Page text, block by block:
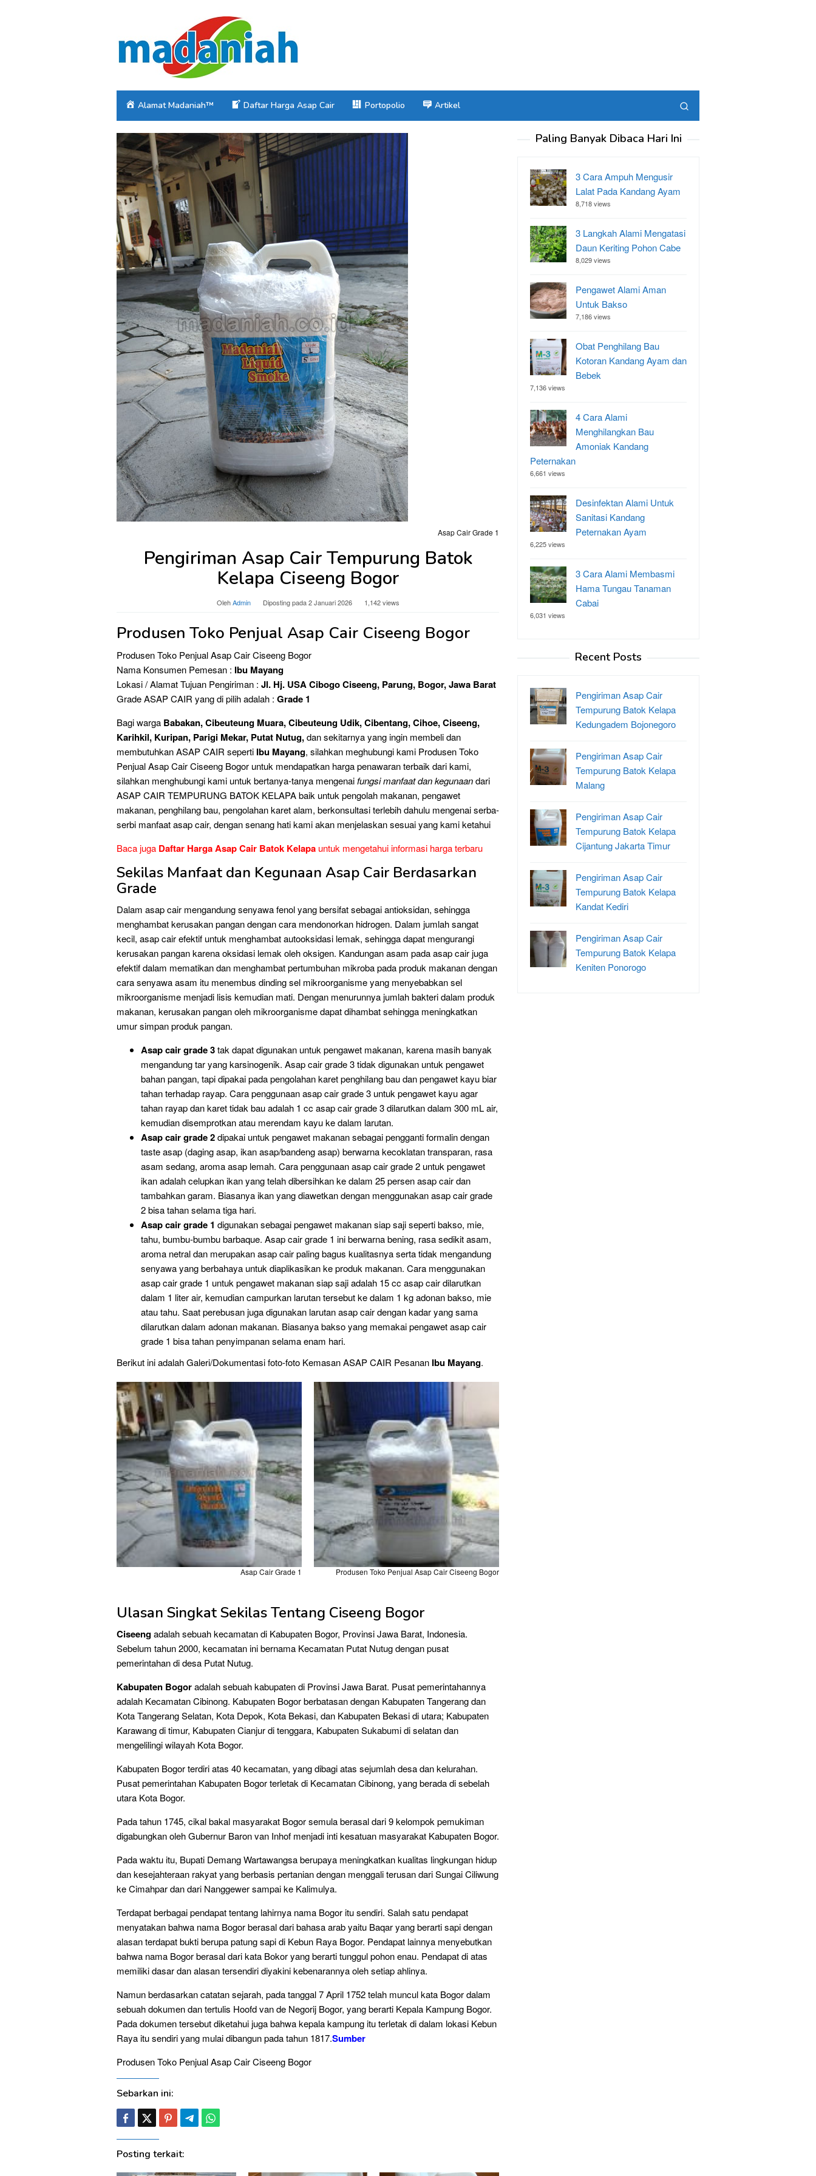
Alamat Madaniah™ Daftar Harga Asap Cair Portopolio Artikel
Asap Cair Grade 1
Pengiriman Asap Cair Tempurung Batok
Kelapa Ciseeng Bogor
OlehAdmin Diposting pada2 Januari 2026 1,142 views
Produsen Toko Penjual Asap Cair Ciseeng Bogor
Produsen Toko Penjual Asap Cair Ciseeng Bogor
Nama Konsumen Pemesan : Ibu Mayang
Lokasi / Alamat Tujuan Pengiriman : Jl. Hj. USA Cibogo Ciseeng, Parung, Bogor, Jawa Barat
Grade ASAP CAIR yang di pilih adalah : Grade 1
Bagi warga Babakan, Cibeuteung Muara, Cibeuteung Udik, Cibentang, Cihoe, Ciseeng,
Karihkil, Kuripan, Parigi Mekar, Putat Nutug,dan sekitarnya yang ingin membeli dan
membutuhkan ASAP CAIR seperti Ibu Mayang, silahkan meghubungi kami Produsen Toko
Penjual Asap Cair Ciseeng Bogor untuk mendapatkan harga penawaran terbaik dari kami,
silahkan menghubungi kami untuk bertanya-tanya mengenaifungsi manfaat dan kegunaandari
ASAP CAIR TEMPURUNG BATOK KELAPA baik untuk pengolah makanan, pengawet
makanan, penghilang bau, pengolahan karet alam, berkonsultasi terlebih dahulu mengenai serba-
serbi manfaat asap cair, dengan senang hati kami akan menjelaskan sesuai yang kami ketahui
Baca juga Daftar Harga Asap Cair Batok Kelapa untuk mengetahui informasi harga terbaru
Sekilas Manfaat dan Kegunaan Asap Cair Berdasarkan
Grade
Dalam asap cair mengandung senyawa fenol yang bersifat sebagai antioksidan, sehingga
menghambat kerusakan pangan dengan cara mendonorkan hidrogen. Dalam jumlah sangat
kecil, asap cair efektif untuk menghambat autooksidasi lemak, sehingga dapat mengurangi
kerusakan pangan karena oksidasi lemak oleh oksigen. Kandungan asam pada asap cair juga
efektif dalam mematikan dan menghambat pertumbuhan mikroba pada produk makanan dengan
cara senyawa asam itu menembus dinding sel mikroorganisme yang menyebabkan sel
mikroorganisme menjadi lisis kemudian mati. Dengan menurunnya jumlah bakteri dalam produk
makanan, kerusakan pangan oleh mikroorganisme dapat dihambat sehingga meningkatkan
umur simpan produk pangan.
Asap cair grade 3tak dapat digunakan untuk pengawet makanan, karena masih banyak
mengandung tar yang karsinogenik. Asap cair grade 3 tidak digunakan untuk pengawet
bahan pangan, tapi dipakai pada pengolahan karet penghilang bau dan pengawet kayu biar
tahan terhadap rayap. Cara penggunaan asap cair grade 3 untuk pengawet kayu agar
tahan rayap dan karet tidak bau adalah 1 cc asap cair grade 3 dilarutkan dalam 300 mL air,
kemudian disemprotkan atau merendam kayu ke dalam larutan.
Asap cair grade 2dipakai untuk pengawet makanan sebagai pengganti formalin dengan
taste asap (daging asap, ikan asap/bandeng asap) berwarna kecoklatan transparan, rasa
asam sedang, aroma asap lemah. Cara penggunaan asap cair grade 2 untuk pengawet
ikan adalah celupkan ikan yang telah dibersihkan ke dalam 25 persen asap cair dan
tambahkan garam. Biasanya ikan yang diawetkan dengan menggunakan asap cair grade
2 bisa tahan selama tiga hari.
Asap cair grade 1 digunakan sebagai pengawet makanan siap saji seperti bakso, mie,
tahu, bumbu-bumbu barbaque. Asap cair grade 1 ini berwarna bening, rasa sedikit asam,
aroma netral dan merupakan asap cair paling bagus kualitasnya serta tidak mengandung
senyawa yang berbahaya untuk diaplikasikan ke produk makanan. Cara menggunakan
asap cair grade 1 untuk pengawet makanan siap saji adalah 15 cc asap cair dilarutkan
dalam 1 liter air, kemudian campurkan larutan tersebut ke dalam 1 kg adonan bakso, mie
atau tahu. Saat perebusan juga digunakan larutan asap cair dengan kadar yang sama
dilarutkan dalam adonan makanan. Biasanya bakso yang memakai pengawet asap cair
grade 1 bisa tahan penyimpanan selama enam hari.
Berikut ini adalah Galeri/Dokumentasi foto-foto Kemasan ASAP CAIR Pesanan Ibu Mayang.
Asap Cair Grade 1 Produsen Toko Penjual Asap Cair Ciseeng Bogor
Ulasan Singkat Sekilas Tentang Ciseeng Bogor
Ciseengadalah sebuah kecamatan di Kabupaten Bogor, Provinsi Jawa Barat, Indonesia.
Sebelum tahun 2000, kecamatan ini bernama Kecamatan Putat Nutug dengan pusat
pemerintahan di desa Putat Nutug.
Kabupaten Bogoradalah sebuah kabupaten di Provinsi Jawa Barat. Pusat pemerintahannya
adalah Kecamatan Cibinong. Kabupaten Bogor berbatasan dengan Kabupaten Tangerang dan
Kota Tangerang Selatan, Kota Depok, Kota Bekasi, dan Kabupaten Bekasi di utara; Kabupaten
Karawang di timur, Kabupaten Cianjur di tenggara, Kabupaten Sukabumi di selatan dan
mengelilingi wilayah Kota Bogor.
Kabupaten Bogor terdiri atas 40 kecamatan, yang dibagi atas sejumlah desa dan kelurahan.
Pusat pemerintahan Kabupaten Bogor terletak di Kecamatan Cibinong, yang berada di sebelah
utara Kota Bogor.
Pada tahun 1745, cikal bakal masyarakat Bogor semula berasal dari 9 kelompok pemukiman
digabungkan oleh Gubernur Baron van Inhof menjadi inti kesatuan masyarakat Kabupaten Bogor.
Pada waktu itu, Bupati Demang Wartawangsa berupaya meningkatkan kualitas lingkungan hidup
dan kesejahteraan rakyat yang berbasis pertanian dengan menggali terusan dari Sungai Ciliwung
ke Cimahpar dan dari Nanggewer sampai ke Kalimulya.
Terdapat berbagai pendapat tentang lahirnya nama Bogor itu sendiri. Salah satu pendapat
menyatakan bahwa nama Bogor berasal dari bahasa arab yaitu Baqar yang berarti sapi dengan
alasan terdapat bukti berupa patung sapi di Kebun Raya Bogor. Pendapat lainnya menyebutkan
bahwa nama Bogor berasal dari kata Bokor yang berarti tunggul pohon enau. Pendapat di atas
memiliki dasar dan alasan tersendiri diyakini kebenarannya oleh setiap ahlinya.
Namun berdasarkan catatan sejarah, pada tanggal 7 April 1752 telah muncul kata Bogor dalam
sebuah dokumen dan tertulis Hoofd van de Negorij Bogor, yang berarti Kepala Kampung Bogor.
Pada dokumen tersebut diketahui juga bahwa kepala kampung itu terletak di dalam lokasi Kebun
Raya itu sendiri yang mulai dibangun pada tahun 1817.Sumber
Produsen Toko Penjual Asap Cair Ciseeng Bogor
Sebarkan ini:
Posting terkait:
Paling Banyak Dibaca Hari Ini
3 Cara Ampuh Mengusir
Lalat Pada Kandang Ayam
8,718 views
3 Langkah Alami Mengatasi
Daun Keriting Pohon Cabe
8,029 views
Pengawet Alami Aman
Untuk Bakso
7,186 views
Obat Penghilang Bau
Kotoran Kandang Ayam dan
Bebek
7,136 views
4 Cara Alami
Menghilangkan Bau
Amoniak Kandang
Peternakan
6,661 views
Desinfektan Alami Untuk
Sanitasi Kandang
Peternakan Ayam
6,225 views
3 Cara Alami Membasmi
Hama Tungau Tanaman
Cabai
6,031 views
Recent Posts
Pengiriman Asap Cair
Tempurung Batok Kelapa
Kedungadem Bojonegoro
Pengiriman Asap Cair
Tempurung Batok Kelapa
Malang
Pengiriman Asap Cair
Tempurung Batok Kelapa
Cijantung Jakarta Timur
Pengiriman Asap Cair
Tempurung Batok Kelapa
Kandat Kediri
Pengiriman Asap Cair
Tempurung Batok Kelapa
Keniten Ponorogo